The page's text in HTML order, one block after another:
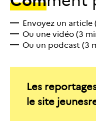
Envoyez un article
Ou une vidéo (3
Ou un podcast (3
Les
le site